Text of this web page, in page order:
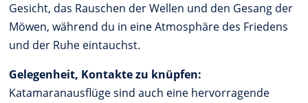
Gesicht, das Rauschen der Wellen und den Gesang der
Möwen, während du in eine Atmosphäre des Friedens
und der Ruhe eintauchst.
Gelegenheit, Kontakte zu knüpfen:
Katamaranausflüge sind auch eine hervorragende